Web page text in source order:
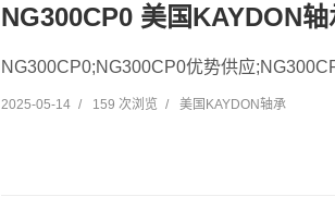
NG300CP0 美国KAYDON
NG300CP0;NG300CP0优势供应
2025-05-14 / 159 次浏览 / 美国KAYDON轴承